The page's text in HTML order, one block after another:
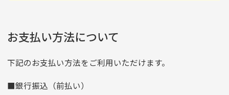
[…]
りますのでご了承くださいませ。
支店名
和歌山支店
口座種別
普通
お支払い方法について
下記のお支払い方法をご利用いただけます。
■銀行振込（前払い）